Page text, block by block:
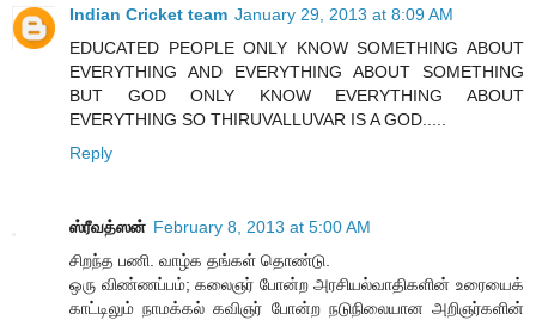
Indian Cricket team January 29, 2013 at 8:09 AM
EDUCATED PEOPLE ONLY KNOW SOMETHING ABOUT
EVERYTHING AND EVERYTHING ABOUT SOMETHING
BUT GOD ONLY KNOW EVERYTHING ABOUT
EVERYTHING SO THIRUVALLUVAR IS A GOD.....
Reply
ஸ்ரீவத்ஸன் February 8, 2013 at 5:00 AM
சிறந்த பணி. வாழ்க தங்கள் தொண்டு.
ஒரு விண்ணப்பம்; கலைஞர் போன்ற அரசியல்வாதிகளின் உரையைக்
காட்டிலும் நாமக்கல் கவிஞர் போன்ற நடுநிலையான அறிஞர்களின்